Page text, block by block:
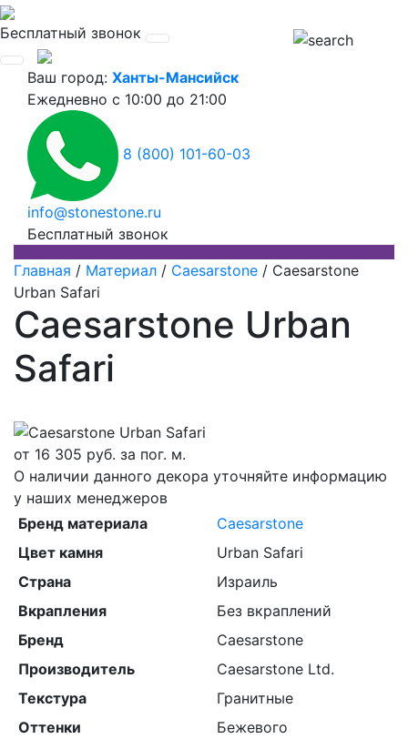
Бесплатный звонок
Ваш город: Ханты-Мансийск
Ежедневно с 10:00 до 21:00
8 (800) 101-60-03
info@stonestone.ru
Бесплатный звонок
Главная / Материал / Caesarstone / Caesarstone
Urban Safari
Caesarstone Urban
Safari
от 16 305 руб. за пог. м.
О наличии данного декора уточняйте информацию
у наших менеджеров
Бренд материала
Caesarstone
Цвет камня
Urban Safari
Страна
Израиль
Вкрапления
Без вкраплений
Бренд
Caesarstone
Производитель
Caesarstone Ltd.
Текстура
Гранитные
Оттенки
Бежевого